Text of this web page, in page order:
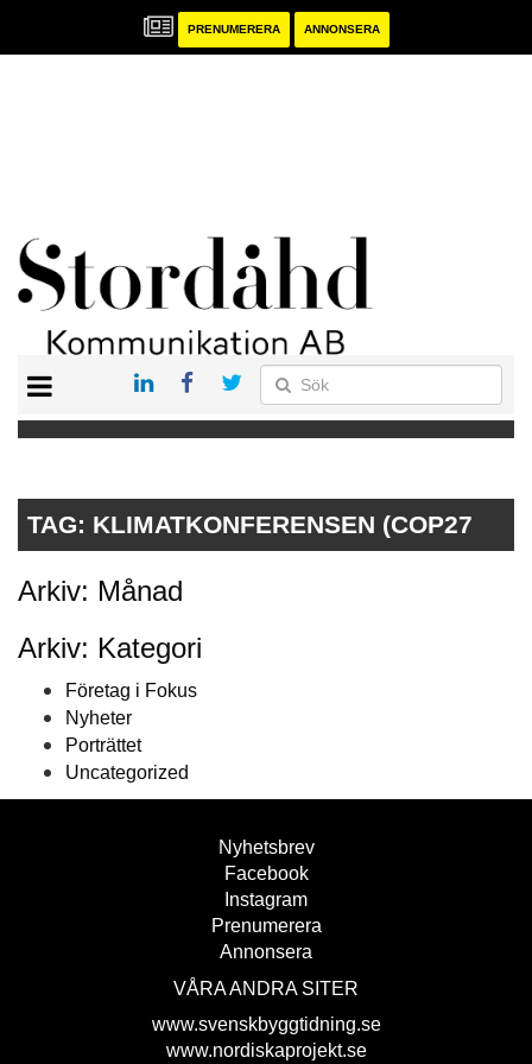
PRENUMERERA ANNONSERA
TAG: KLIMATKONFERENSEN (COP27
Arkiv: Månad
Arkiv: Kategori
Företag i Fokus
Nyheter
Porträttet
Uncategorized
Nyhetsbrev
Facebook
Instagram
Prenumerera
Annonsera
VÅRA ANDRA SITER
www.svenskbyggtidning.se
www.nordiskaprojekt.se